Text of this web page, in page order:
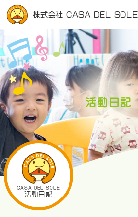
株式会社 CASA DEL SOLE
活動日記
CASA DEL SOLE
活動日記